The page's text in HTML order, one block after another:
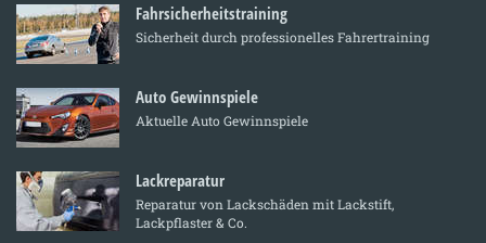
Fahrsicherheitstraining
Sicherheit durch professionelles Fahrertraining
Auto Gewinnspiele
Aktuelle Auto Gewinnspiele
Lackreparatur
Reparatur von Lackschäden mit Lackstift,
Lackpflaster & Co.